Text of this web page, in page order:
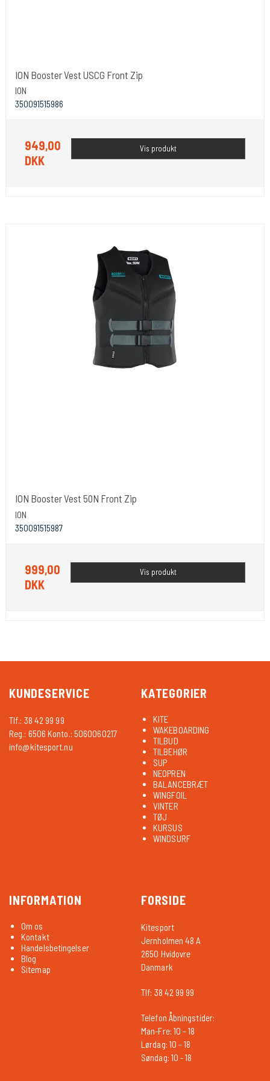
ION Booster Vest USCG Front Zip
ION
350091515986
949,00
DKK
Vis produkt
ION Booster Vest 50N Front Zip
ION
350091515987
999,00
DKK
Vis produkt
KUNDESERVICE
Tlf.: 38 42 99 99
Reg.: 6506 Konto.: 5060060217
info@kitesport.nu
KATEGORIER
KITE
WAKEBOARDING
TILBUD
TILBEHØR
SUP
NEOPREN
BALANCEBRÆT
WINGFOIL
VINTER
TØJ
KURSUS
WINDSURF
INFORMATION
Om os
Kontakt
Handelsbetingelser
Blog
Sitemap
FORSIDE
Kitesport
Jernholmen 48 A
2650 Hvidovre
Danmark
Tlf: 38 42 99 99
Telefon Åbningstider:
Man-Fre: 10 – 18
Lørdag: 10 – 18
Søndag: 10 - 18